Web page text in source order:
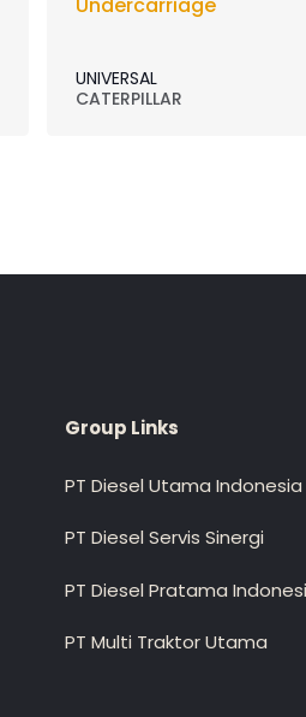
UNIVERSAL
CATERPILLAR
Group Links
PT Diesel Utama Indonesia
PT Diesel Servis Sinergi
PT Diesel Pratama
PT Multi Traktor Utama